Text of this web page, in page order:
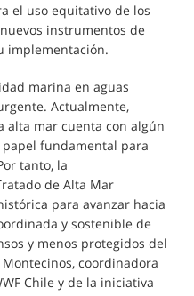
el uso equitativo de los
instrumentos de
implementación.
marina en aguas
Actualmente,
alta mar cuenta con algún
fundamental para
tanto, la
de Alta Mar
para avanzar hacia
y sostenible de
y menos protegidos del
coordinadora
Chile y de la iniciativa